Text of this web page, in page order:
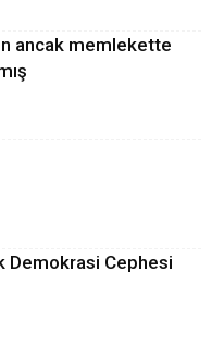
ancak memlekette
Demokrasi Cephesi